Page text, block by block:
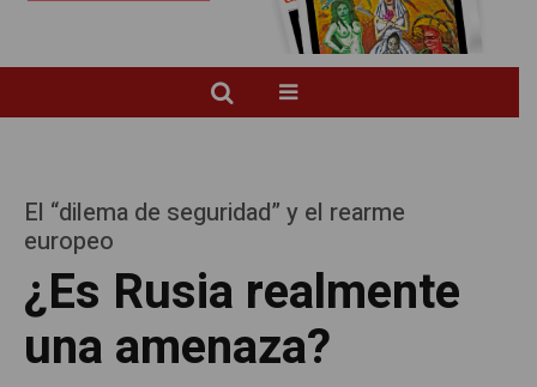
El “dilema de seguridad” y el rearme
europeo
¿Es Rusia realmente
una amenaza?